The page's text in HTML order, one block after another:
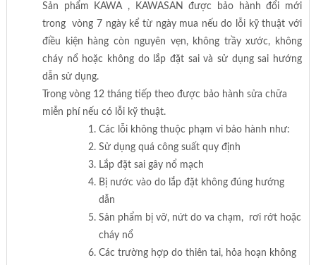
Sản phẩm KAWA , KAWASAN được bảo hành đổi mới
trong vòng 7 ngày kể từ ngày mua nếu do lỗi kỹ thuật với
điều kiện hàng còn nguyên vẹn, không trầy xước, không
cháy nổ hoặc không do lắp đặt sai và sử dụng sai hướng
dẫn sử dụng.
Trong vòng 12 tháng tiếp theo được bảo hành sửa chữa
miễn phí nếu có lỗi kỹ thuật.
Các lỗi không thuộc phạm vi bảo hành như:
Sử dụng quá công suất quy định
Lắp đặt sai gây nổ mạch
Bị nước vào do lắp đặt không đúng hướng
dẫn
Sản phẩm bị vỡ, nứt do va chạm, rơi rớt hoặc
cháy nổ
Các trường hợp do thiên tai, hỏa hoạn không